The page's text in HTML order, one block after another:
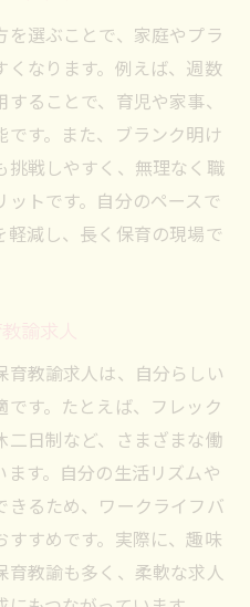
選ぶことで、家庭やプラ
なります。例えば、週数
ることで、育児や家事、
す。また、ブランク明け
挑戦しやすく、無理なく職
トです。自分のペースで
減し、長く保育の現場で
諭求人
教諭求人は、自分らしい
す。たとえば、フレック
日制など、さまざまな働
す。自分の生活リズムや
るため、ワークライフバ
すめです。実際に、趣味
教諭も多く、柔軟な求人